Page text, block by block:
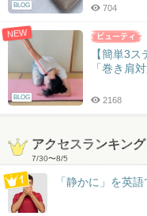
BLOG 704
NEW
BLOG
【簡単3
「巻き肩
2168
アクセスランキング
7/30〜8/5
「静かに」を英